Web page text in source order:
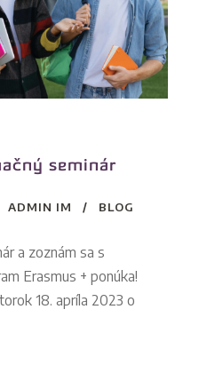
seminár
ADMIN IM BLOG
a zoznám sa s
Erasmus + ponúka!
18. apríla 2023 o